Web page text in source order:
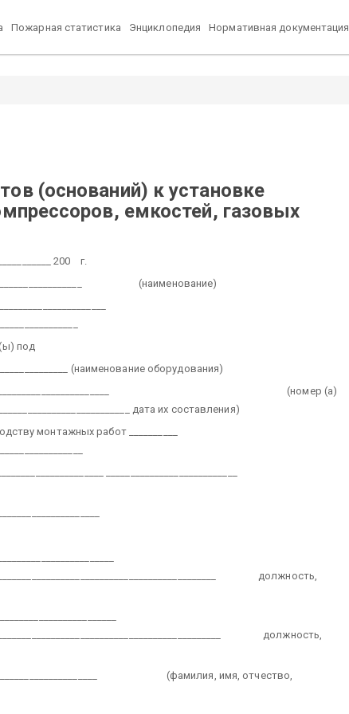
Пожарная статистика Энциклопедия Нормативная документация
(оснований) к установке
емкостей, газовых
200 г.
(наименование)
под
(наименование оборудования)
(номер (а)
дата их составления)
монтажных работ __________
должность,
должность,
(фамилия, имя, отчество,